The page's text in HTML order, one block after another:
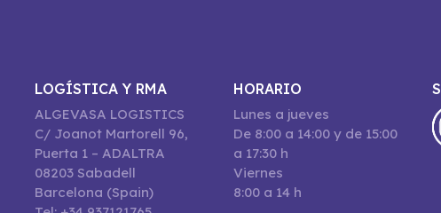
LOGÍSTICA Y RMA
ALGEVASA LOGISTICS
C/ Joanot Martorell 96,
Puerta 1 – ADALTRA
08203 Sabadell
Barcelona (Spain)
HORARIO
Lunes a jueves
De 8:00 a 14:00 y de 15:00
a 17:30 h
Viernes
8:00 a 14 h